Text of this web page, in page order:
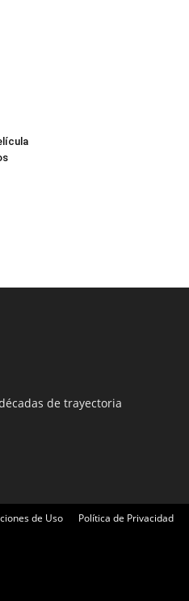
de trayectoria
de Uso Política de Privacidad